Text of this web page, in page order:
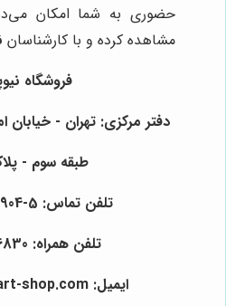
حضوری به شما امکان
مشاهده کرده و با کارشناسان
فروشگاه
دفتر مرکزی: تهران - خیابان
طبقه سوم - پلاک
تلفن تماس: 5-33960904-021
تلفن همراه: 09128006830
ایمیل: info@newpart-shop.com